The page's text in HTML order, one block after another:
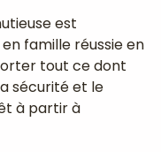
est
famille réussie en
tout ce dont
sécurité et le
à partir à